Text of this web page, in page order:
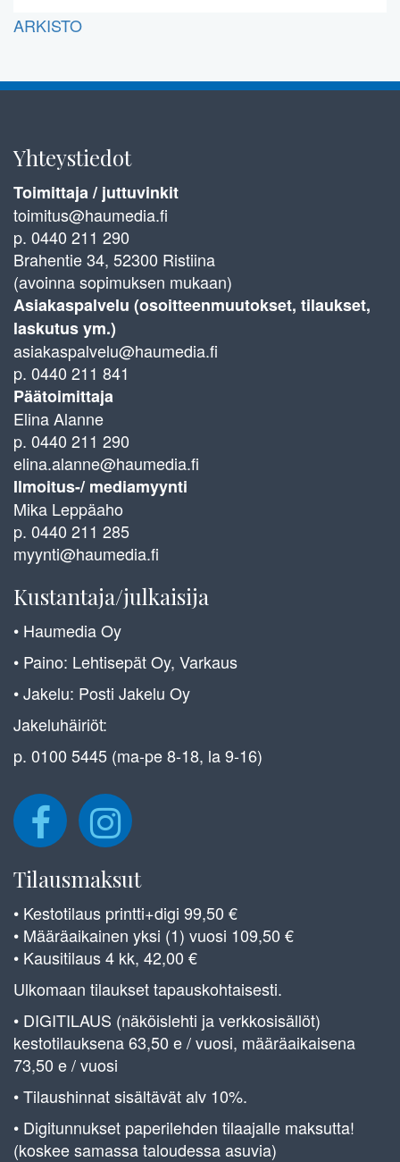
ARKISTO
Yhteystiedot
Toimittaja / juttuvinkit
toimitus@haumedia.fi
p. 0440 211 290
Brahentie 34, 52300 Ristiina
(avoinna sopimuksen mukaan)
Asiakaspalvelu (osoitteenmuutokset, tilaukset,
laskutus ym.)
asiakaspalvelu@haumedia.fi
p. 0440 211 841
Päätoimittaja
Elina Alanne
p. 0440 211 290
elina.alanne@haumedia.fi
Ilmoitus-/ mediamyynti
Mika Leppäaho
p. 0440 211 285
myynti@haumedia.fi
Kustantaja/julkaisija
• Haumedia Oy
• Paino: Lehtisepät Oy, Varkaus
• Jakelu: Posti Jakelu Oy
Jakeluhäiriöt:
p. 0100 5445 (ma-pe 8-18, la 9-16)
Tilausmaksut
• Kestotilaus printti+digi 99,50 €
• Määräaikainen yksi (1) vuosi 109,50 €
• Kausitilaus 4 kk, 42,00 €
Ulkomaan tilaukset tapauskohtaisesti.
• DIGITILAUS (näköislehti ja verkkosisällöt)
kestotilauksena 63,50 e / vuosi, määräaikaisena
73,50 e / vuosi
• Tilaushinnat sisältävät alv 10%.
• Digitunnukset paperilehden tilaajalle maksutta!
(koskee samassa taloudessa asuvia)